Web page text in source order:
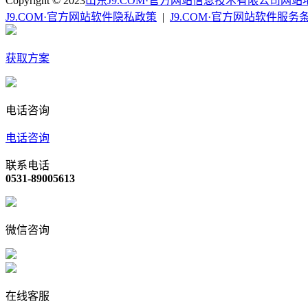
J9.COM·官方网站软件隐私政策
J9.COM·官方网站软件服务
获取方案
电话咨询
电话咨询
联系电话
0531-89005613
微信咨询
在线客服